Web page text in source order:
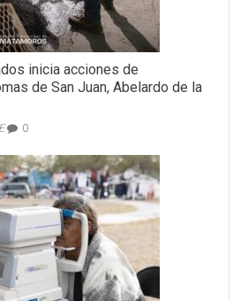
inicia acciones de
de San Juan, Abelardo de la
0